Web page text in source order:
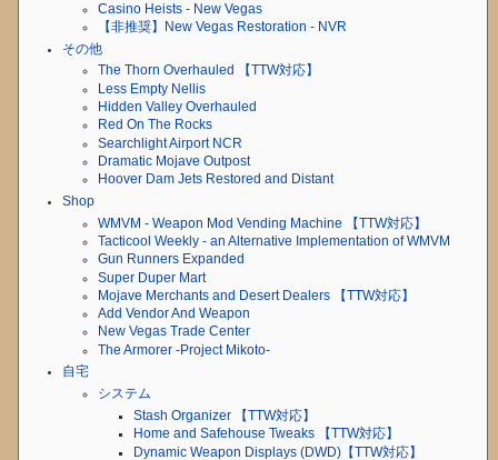
Casino Heists - New Vegas
【非推奨】New Vegas Restoration - NVR
その他
The Thorn Overhauled 【TTW対応】
Less Empty Nellis
Hidden Valley Overhauled
Red On The Rocks
Searchlight Airport NCR
Dramatic Mojave Outpost
Hoover Dam Jets Restored and Distant
Shop
WMVM - Weapon Mod Vending Machine 【TTW対応】
Tacticool Weekly - an Alternative Implementation of WMVM
Gun Runners Expanded
Super Duper Mart
Mojave Merchants and Desert Dealers 【TTW対応】
Add Vendor And Weapon
New Vegas Trade Center
The Armorer -Project Mikoto-
自宅
システム
Stash Organizer 【TTW対応】
Home and Safehouse Tweaks 【TTW対応】
Dynamic Weapon Displays (DWD)【TTW対応】